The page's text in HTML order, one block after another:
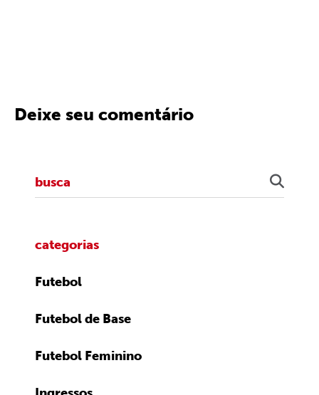
Deixe seu comentário
categorias
Futebol
Futebol de Base
Futebol Feminino